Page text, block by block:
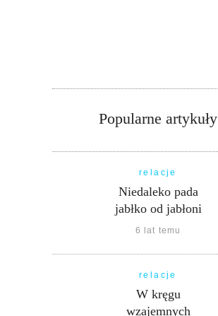
Popularne artykuły
relacje
Niedaleko pada
jabłko od jabłoni
6 lat temu
relacje
W kręgu
wzajemnych